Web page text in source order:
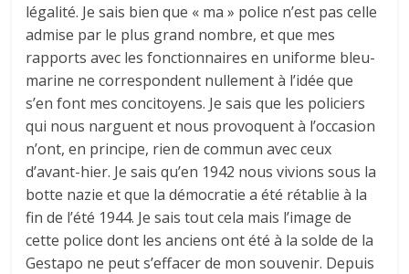
légalité. Je sais bien que « ma » police n’est pas celle
admise par le plus grand nombre, et que mes
rapports avec les fonctionnaires en uniforme bleu-
marine ne correspondent nullement à l’idée que
s’en font mes concitoyens. Je sais que les policiers
qui nous narguent et nous provoquent à l’occasion
n’ont, en principe, rien de commun avec ceux
d’avant-hier. Je sais qu’en 1942 nous vivions sous la
botte nazie et que la démocratie a été rétablie à la
fin de l’été 1944. Je sais tout cela mais l’image de
cette police dont les anciens ont été à la solde de la
Gestapo ne peut s’effacer de mon souvenir. Depuis